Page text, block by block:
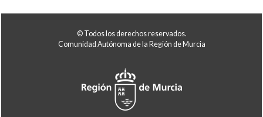
© Todos los derechos reservados.
Comunidad Autónoma de la Región de Murcia